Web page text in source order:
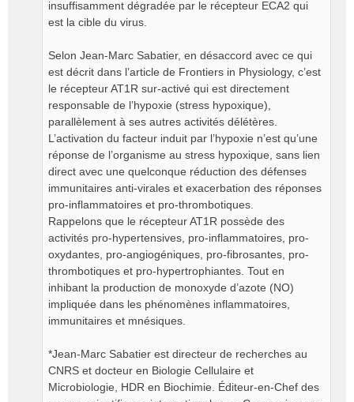
insuffisamment dégradée par le récepteur ECA2 qui
est la cible du virus.
Selon Jean-Marc Sabatier, en désaccord avec ce qui
est décrit dans l’article de Frontiers in Physiology, c’est
le récepteur AT1R sur-activé qui est directement
responsable de l’hypoxie (stress hypoxique),
parallèlement à ses autres activités délétères.
L’activation du facteur induit par l’hypoxie n’est qu’une
réponse de l’organisme au stress hypoxique, sans lien
direct avec une quelconque réduction des défenses
immunitaires anti-virales et exacerbation des réponses
pro-inflammatoires et pro-thrombotiques.
Rappelons que le récepteur AT1R possède des
activités pro-hypertensives, pro-inflammatoires, pro-
oxydantes, pro-angiogéniques, pro-fibrosantes, pro-
thrombotiques et pro-hypertrophiantes. Tout en
inhibant la production de monoxyde d’azote (NO)
impliquée dans les phénomènes inflammatoires,
immunitaires et mnésiques.
*Jean-Marc Sabatier est directeur de recherches au
CNRS et docteur en Biologie Cellulaire et
Microbiologie, HDR en Biochimie. Éditeur-en-Chef des